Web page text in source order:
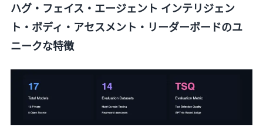
ハグ・フェイス・エージェント インテリジェン
ト・ボディ・アセスメント・リーダーボードのユ
ニークな特徴